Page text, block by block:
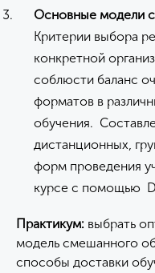
Основные модели
Критерии выбора
конкретной
соблюсти баланс
форматов в
обучения.
дистанционных,
форм проведения
курсе с помощью
Практикум: выбрать
модель смешанного
способы доставки